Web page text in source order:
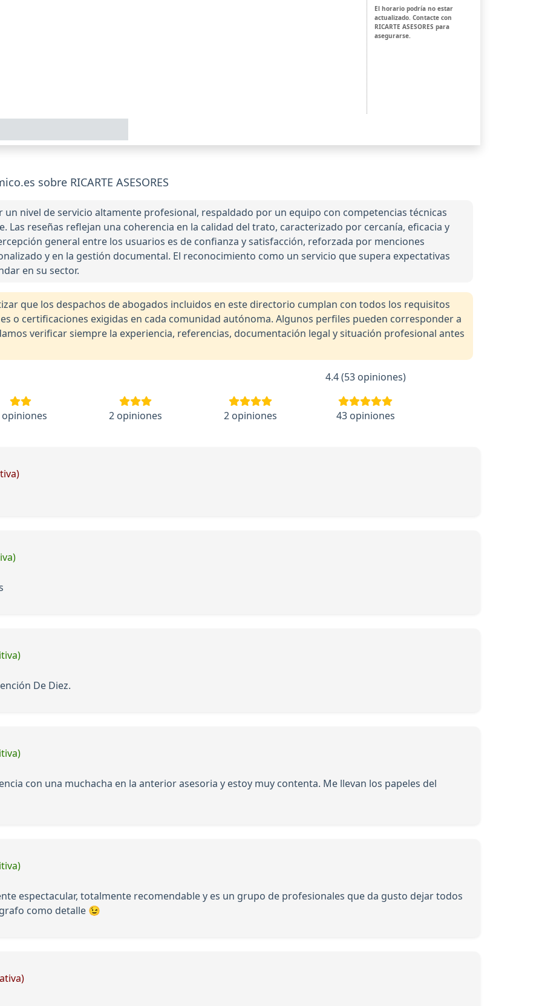
El horario podría no estar
actualizado. Contacte con
RICARTE ASESORES para
asegurarse.
sobre RICARTE ASESORES
un nivel de servicio altamente profesional, respaldado por un equipo con competencias técnicas
Las reseñas reflejan una coherencia en la calidad del trato, caracterizado por cercanía, eficacia y
general entre los usuarios es de confianza y satisfacción, reforzada por menciones
y en la gestión documental. El reconocimiento como un servicio que supera expectativas
en su sector.
que los despachos de abogados incluidos en este directorio cumplan con todos los requisitos
o certificaciones exigidas en cada comunidad autónoma. Algunos perfiles pueden corresponder a
verificar siempre la experiencia, referencias, documentación legal y situación profesional antes
4.4 (53 opiniones)
opiniones 2 opiniones 2 opiniones 43 opiniones
De Diez.
con una muchacha en la anterior asesoria y estoy muy contenta. Me llevan los papeles del
espectacular, totalmente recomendable y es un grupo de profesionales que da gusto dejar todos
como detalle 😉